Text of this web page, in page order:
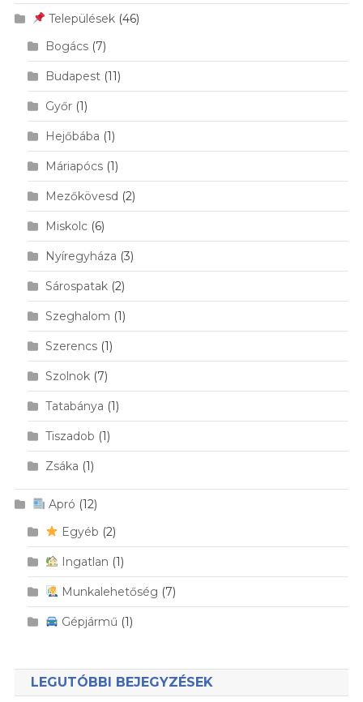
Települések(46)
Bogács(7)
Budapest(11)
Győr(1)
Hejőbába (1)
Máriapócs(1)
Mezőkövesd (2)
Miskolc(6)
Nyíregyháza (3)
Sárospatak(2)
Szeghalom (1)
Szerencs(1)
Szolnok(7)
Tatabánya (1)
Tiszadob (1)
Zsáka (1)
Apró (12)
Egyéb (2)
Ingatlan (1)
Munkalehetőség (7)
Gépjármű (1)
LEGUTÓBBI BEJEGYZÉSEK